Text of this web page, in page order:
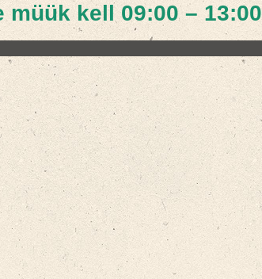
kell 09:00 – 13:00